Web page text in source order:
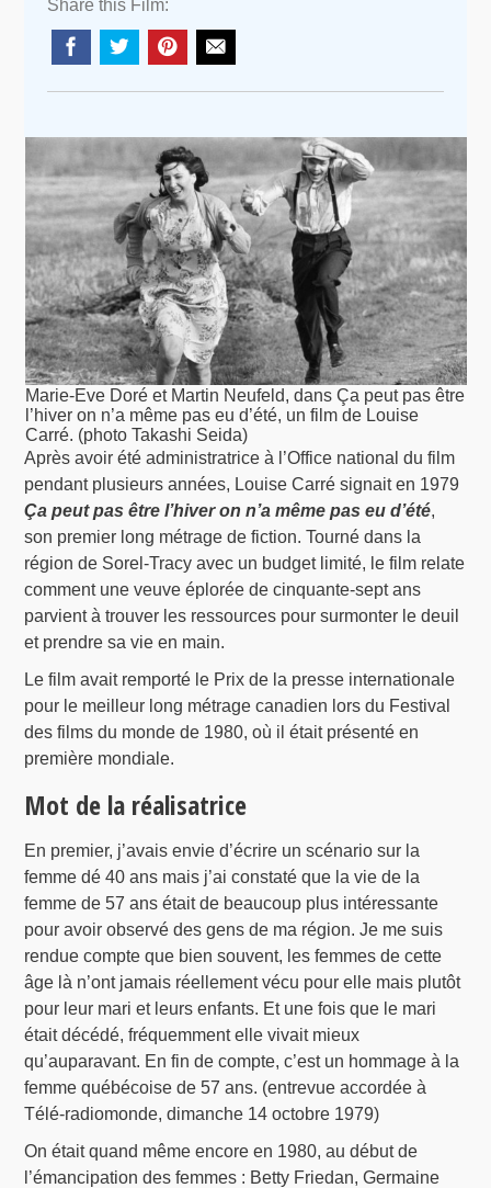
Share this Film:
Marie-Eve Doré et Martin Neufeld, dans Ça peut pas être
l’hiver on n’a même pas eu d’été, un film de Louise
Carré. (photo Takashi Seida)
Après avoir été administratrice à l’Office national du film
pendant plusieurs années, Louise Carré signait en 1979
Ça peut pas être l’hiver on n’a même pas eu d’été,
son premier long métrage de fiction. Tourné dans la
région de Sorel-Tracy avec un budget limité, le film relate
comment une veuve éplorée de cinquante-sept ans
parvient à trouver les ressources pour surmonter le deuil
et prendre sa vie en main.
Le film avait remporté le Prix de la presse internationale
pour le meilleur long métrage canadien lors du Festival
des films du monde de 1980, où il était présenté en
première mondiale.
Mot de la réalisatrice
En premier, j’avais envie d’écrire un scénario sur la
femme dé 40 ans mais j’ai constaté que la vie de la
femme de 57 ans était de beaucoup plus intéressante
pour avoir observé des gens de ma région. Je me suis
rendue compte que bien souvent, les femmes de cette
âge là n’ont jamais réellement vécu pour elle mais plutôt
pour leur mari et leurs enfants. Et une fois que le mari
était décédé, fréquemment elle vivait mieux
qu’auparavant. En fin de compte, c’est un hommage à la
femme québécoise de 57 ans. (entrevue accordée à
Télé-radiomonde, dimanche 14 octobre 1979)
On était quand même encore en 1980, au début de
l’émancipation des femmes : Betty Friedan, Germaine